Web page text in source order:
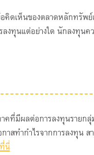
คิดเห็นของตลาดหลักทรัพ
ลงทุนแต่อย่างใด นักลงทุนค
คที่มีผลต่อการลงทุนรายก
สทำกำไรจากการลงทุน ส
นี่